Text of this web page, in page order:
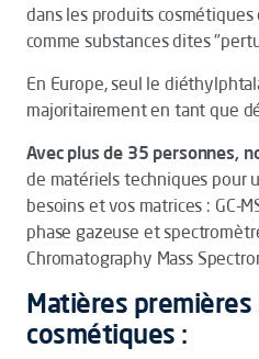
dans les produits cosmétiques
comme substances dites
En Europe, seul le
majoritairement en tant que
Avec plus de 35 personnes,
de matériels techniques pour
besoins et vos matrices : GC-
phase gazeuse et
Chromatography Mass
Matières
cosmétiques :